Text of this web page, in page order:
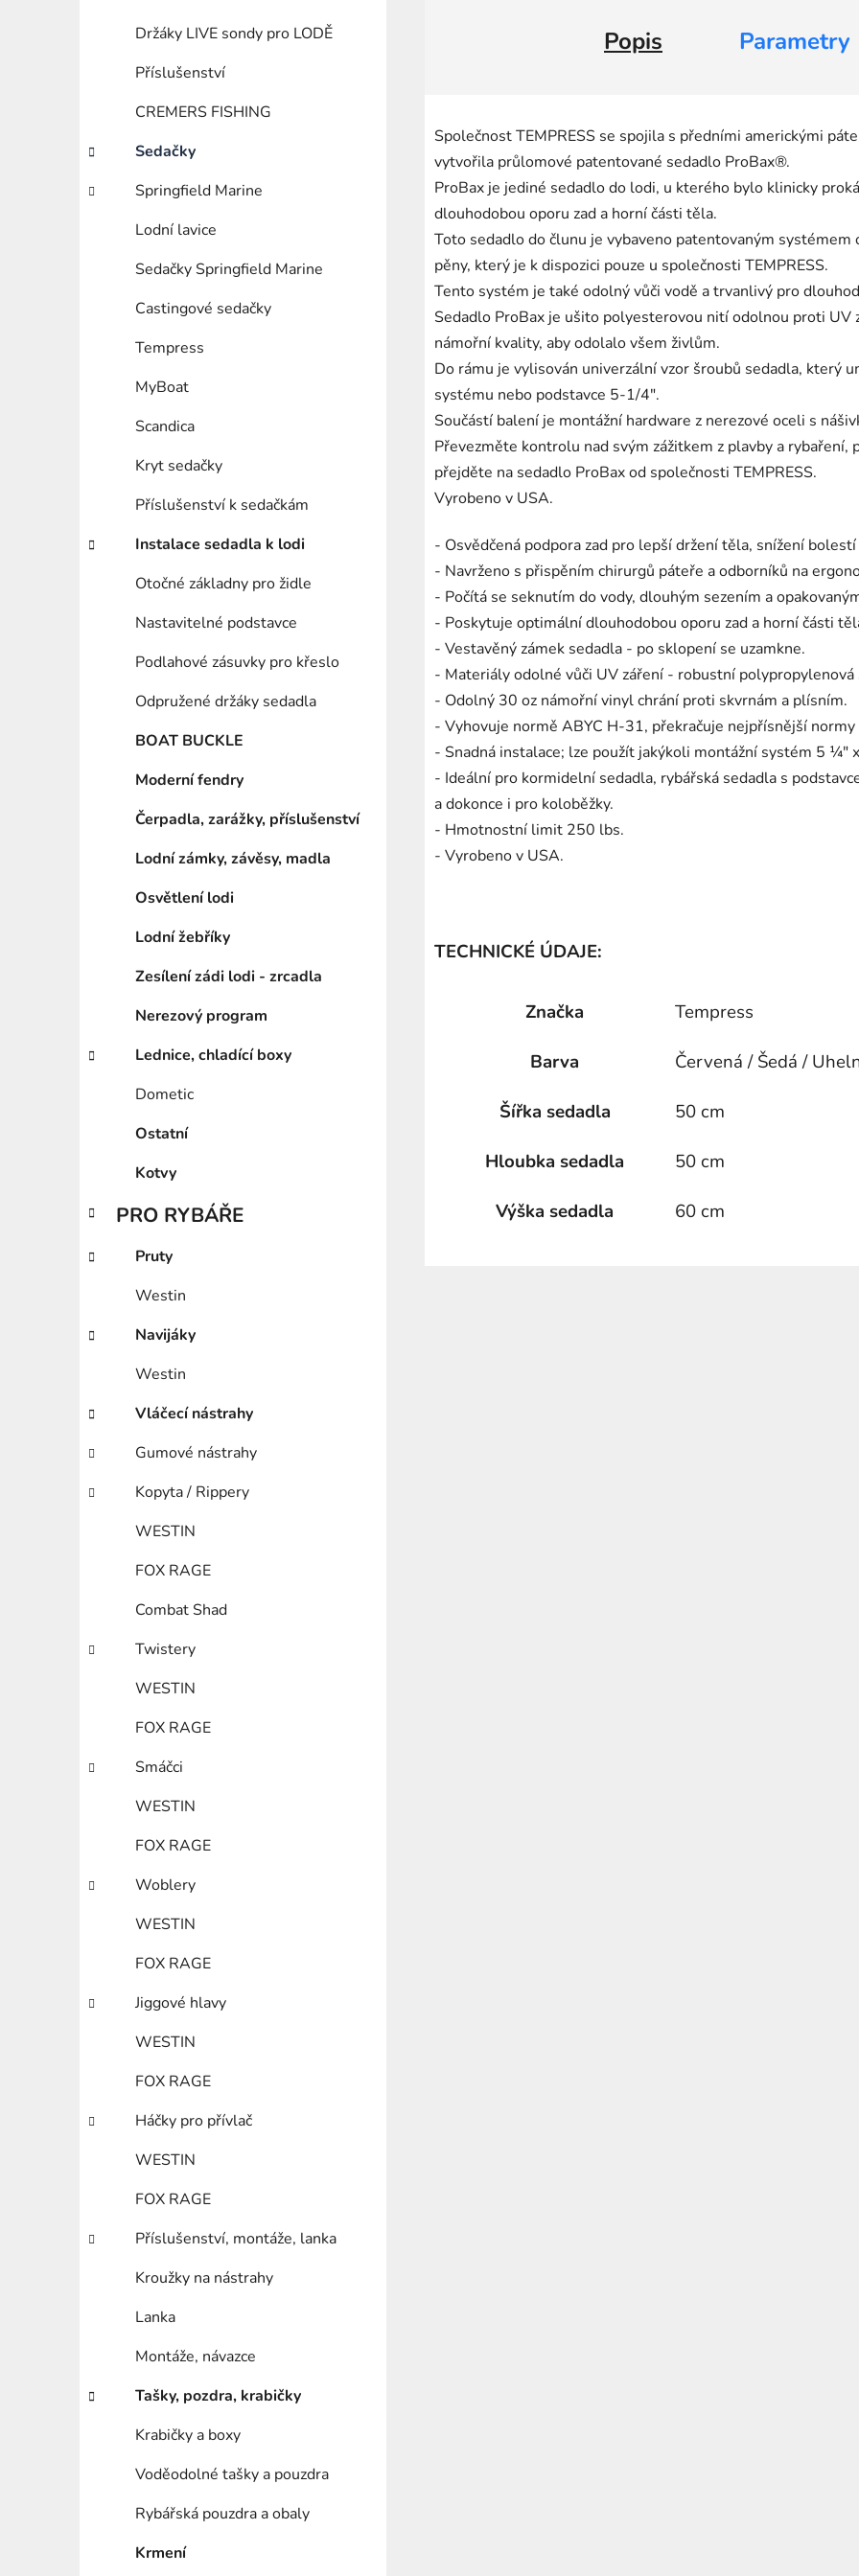
Držáky LIVE sondy pro LODĚ
Příslušenství
CREMERS FISHING
Sedačky
Springfield Marine
Lodní lavice
Sedačky Springfield Marine
Castingové sedačky
Tempress
MyBoat
Scandica
Kryt sedačky
Příslušenství k sedačkám
Instalace sedadla k lodi
Otočné základny pro židle
Nastavitelné podstavce
Podlahové zásuvky pro křeslo
Odpružené držáky sedadla
BOAT BUCKLE
Moderní fendry
Čerpadla, zarážky, příslušenství
Lodní zámky, závěsy, madla
Osvětlení lodi
Lodní žebříky
Zesílení zádi lodi - zrcadla
Nerezový program
Lednice, chladící boxy
Dometic
Ostatní
Kotvy
PRO RYBÁŘE
Pruty
Westin
Navijáky
Westin
Vláčecí nástrahy
Gumové nástrahy
Kopyta / Rippery
WESTIN
FOX RAGE
Combat Shad
Twistery
WESTIN
FOX RAGE
Smáčci
WESTIN
FOX RAGE
Woblery
WESTIN
FOX RAGE
Jiggové hlavy
WESTIN
FOX RAGE
Háčky pro přívlač
WESTIN
FOX RAGE
Příslušenství, montáže, lanka
Kroužky na nástrahy
Lanka
Montáže, návazce
Tašky, pozdra, krabičky
Krabičky a boxy
Voděodolné tašky a pouzdra
Rybářská pouzdra a obaly
Krmení
Popis Parametry
Společnost TEMPRESS se spojila s předními americkými
vytvořila průlomové patentované sedadlo ProBax®.
ProBax je jediné sedadlo do lodi, u kterého bylo klinicky
dlouhodobou oporu zad a horní části těla.
Toto sedadlo do člunu je vybaveno patentovaným systémem
pěny, který je k dispozici pouze u společnosti TEMPRESS.
Tento systém je také odolný vůči vodě a trvanlivý pro
Sedadlo ProBax je ušito polyesterovou nití odolnou proti UV
námořní kvality, aby odolalo všem živlům.
Do rámu je vylisován univerzální vzor šroubů sedadla, který
systému nebo podstavce 5-1/4".
Součástí balení je montážní hardware z nerezové oceli s
Převezměte kontrolu nad svým zážitkem z plavby a
přejděte na sedadlo ProBax od společnosti TEMPRESS.
Vyrobeno v USA.
- Osvědčená podpora zad pro lepší držení těla, snížení
- Navrženo s přispěním chirurgů páteře a odborníků na
- Počítá se seknutím do vody, dlouhým sezením a
- Poskytuje optimální dlouhodobou oporu zad a horní části
- Vestavěný zámek sedadla - po sklopení se uzamkne.
- Materiály odolné vůči UV záření - robustní polypropylenová
- Odolný 30 oz námořní vinyl chrání proti skvrnám a plísním.
- Vyhovuje normě ABYC H-31, překračuje nejpřísnější
- Snadná instalace; lze použít jakýkoli montážní systém 5
- Ideální pro kormidelní sedadla, rybářská sedadla s
a dokonce i pro koloběžky.
- Hmotnostní limit 250 lbs.
- Vyrobeno v USA.
TECHNICKÉ ÚDAJE:
Značka
Tempress
Barva
Červená / Šedá /
Šířka sedadla
50 cm
Hloubka sedadla
50 cm
Výška sedadla
60 cm